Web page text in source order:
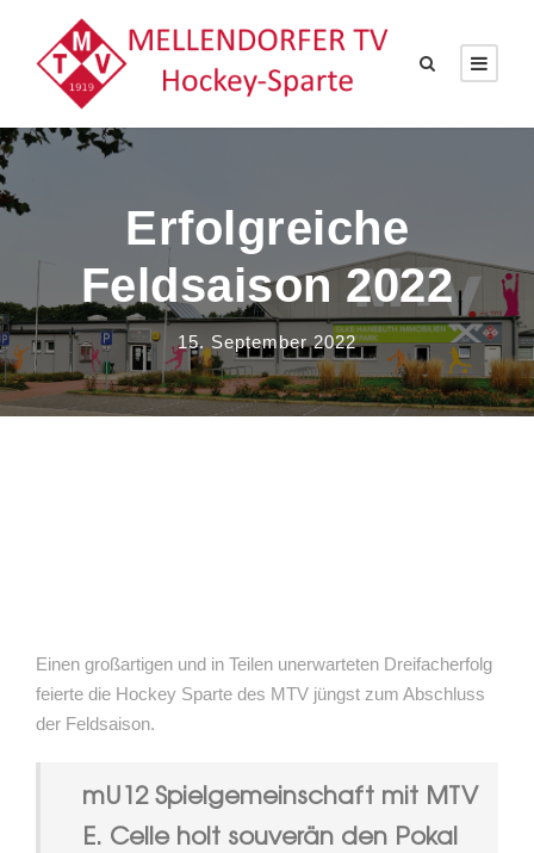
Erfolgreiche
Feldsaison 2022
15. September 2022
Einen großartigen und in Teilen unerwarteten Dreifacherfolg
feierte die Hockey Sparte des MTV jüngst zum Abschluss
der Feldsaison.
mU12 Spielgemeinschaft mit MTV
E. Celle holt souverän den Pokal